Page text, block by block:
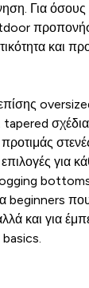
Για όσους
και
σχέδια
για
beginners
και για
basics.